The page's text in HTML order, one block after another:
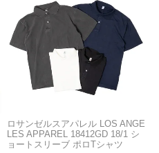
ロサンゼルスアパレル LOS ANGE
LES APPAREL 18412GD 18/1 シ
ョートスリーブ ポロTシャツ